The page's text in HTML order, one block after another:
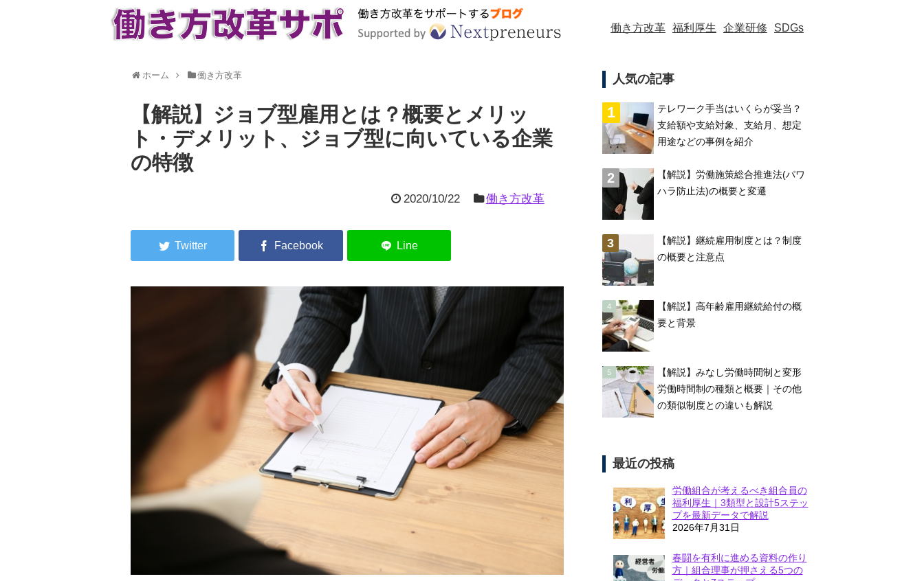
働き方改革 福利厚生 企業研修 SDGs
ホーム 働き方改革
【解説】ジョブ型雇用とは？概要とメリッ
ト・デメリット、ジョブ型に向いている企業
の特徴
2020/10/22 働き方改革
人気の記事
テレワーク手当はいくらが妥当？
支給額や支給対象、支給月、想定
用途などの事例を紹介
【解説】労働施策総合推進法(パワ
ハラ防止法)の概要と変遷
【解説】継続雇用制度とは？制度
の概要と注意点
【解説】高年齢雇用継続給付の概
要と背景
【解説】みなし労働時間制と変形
労働時間制の種類と概要｜その他
の類似制度との違いも解説
最近の投稿
労働組合が考えるべき組合員の
福利厚生｜3類型と設計5ステッ
プを最新データで解説
2026年7月31日
春闘を有利に進める資料の作り
方｜組合理事が押さえる5つの